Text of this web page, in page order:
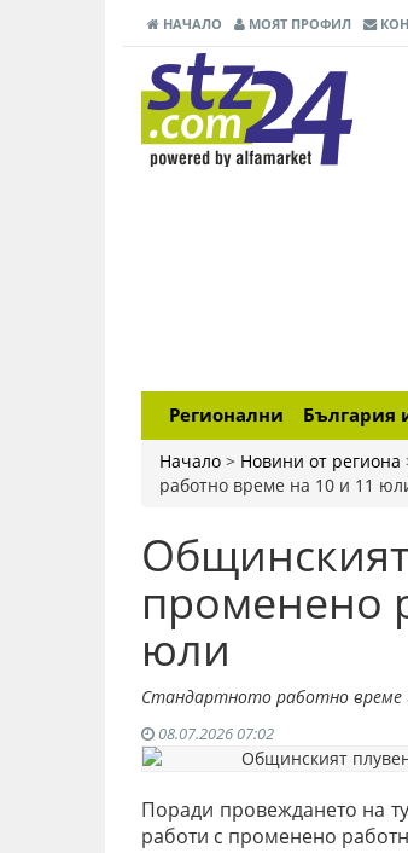
НАЧАЛО МОЯТ ПРОФИЛ
Регионални България
Начало > Новини от региона
работно време на 10 и 11
променено
юли
Стандартното работно време
08.07.2026 07:02
Поради провеждането на
работи с променено